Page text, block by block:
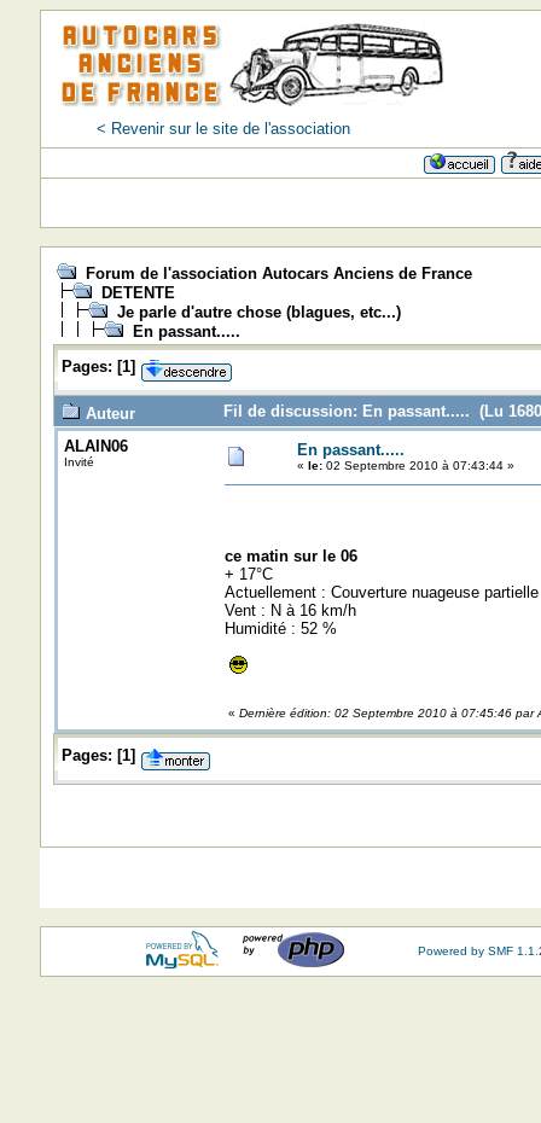
< Revenir sur le site de l'association
Forum de l'association Autocars Anciens de France
DETENTE
Je parle d'autre chose (blagues, etc...)
En passant.....
Pages: [1]
Auteur
Fil de discussion: En passant..... (Lu
ALAIN06
Invité
En passant.....
« le:02 Septembre 2010 à 07:43:44 »
ce matin sur le 06
+ 17°C
Actuellement : Couverture nuageuse partielle
Vent : N à 16 km/h
Humidité : 52 %
« Dernière édition: 02 Septembre 2010 à 07:45:46 par
Pages: [1]
Powered by SMF